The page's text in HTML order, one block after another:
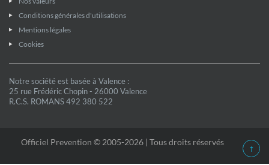
Conditions générales d'utilisations
Mentions légales
Cookies
Notre société est basée à Valence :
25 rue Frédéric Chopin - 26000 Valence
R.C.S. ROMANS 492 380 522
Officiel Prevention © 2005-2026 | Tous droits réservés